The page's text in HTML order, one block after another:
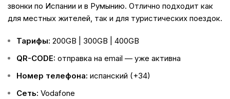
звонки по Испании и в Румынию. Отлично подходит как
для местных жителей, так и для туристических поездок.
Тарифы: 200GB | 300GB | 400GB
QR-CODE: отправка на email — уже активна
Номер телефона: испанский (+34)
Сеть: Vodafone